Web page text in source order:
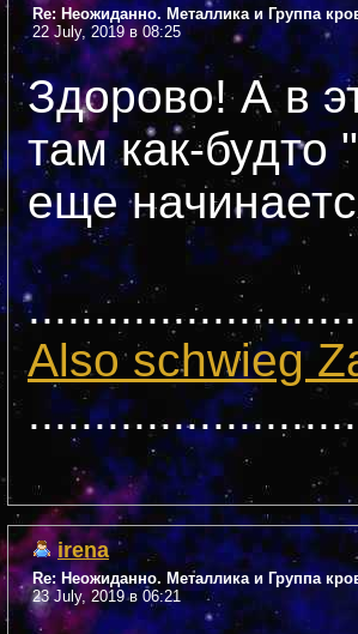
Re: Неожиданно. Металлика и Группа
22 July, 2019 в 08:25
Здорово! А в
там как-будто
еще
Also schwieg
irena
Re: Неожиданно. Металлика и Группа
23 July, 2019 в 06:21